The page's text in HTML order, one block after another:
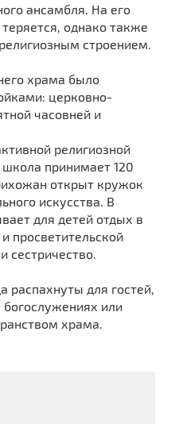
ансамбля. На его
однако также
строением.
храма было
церковно-
часовней и
религиозной
принимает 120
открыт кружок
искусства. В
для детей отдых в
просветительской
сестричество.
распахнуты для гостей,
или
храма.